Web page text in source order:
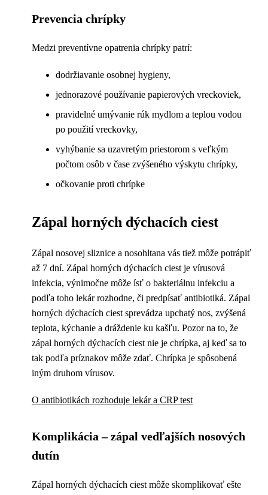
Prevencia chrípky
Medzi preventívne opatrenia chrípky patrí:
dodržiavanie osobnej hygieny,
jednorazové používanie papierových vreckoviek,
pravidelné umývanie rúk mydlom a teplou vodou
po použití vreckovky,
vyhýbanie sa uzavretým priestorom s veľkým
počtom osôb v čase zvýšeného výskytu chrípky,
očkovanie proti chrípke
Zápal horných dýchacích ciest
Zápal nosovej sliznice a nosohltana vás tiež môže potrápiť
až 7 dní. Zápal horných dýchacích ciest je vírusová
infekcia, výnimočne môže ísť o bakteriálnu infekciu a
podľa toho lekár rozhodne, či predpísať antibiotiká. Zápal
horných dýchacích ciest sprevádza upchatý nos, zvýšená
teplota, kýchanie a dráždenie ku kašľu. Pozor na to, že
zápal horných dýchacích ciest nie je chrípka, aj keď sa to
tak podľa príznakov môže zdať. Chrípka je spôsobená
iným druhom vírusov.
O antibiotikách rozhoduje lekár a CRP test
Komplikácia – zápal vedľajších nosových
dutín
Zápal horných dýchacích ciest môže skomplikovať ešte